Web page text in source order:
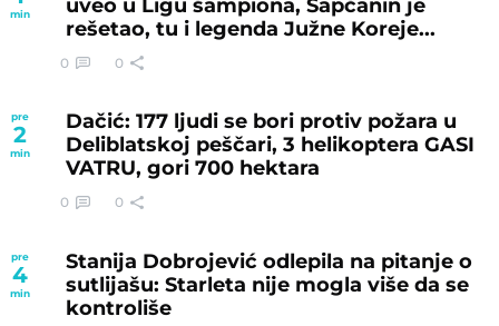
min
rešetao, tu i legenda Južne Koreje...
0 0
pre
2
min
Dačić: 177 ljudi se bori protiv požara u
Deliblatskoj peščari, 3 helikoptera GASI
VATRU, gori 700 hektara
0 0
pre
4
min
Stanija Dobrojević odlepila na pitanje o
sutlijašu: Starleta nije mogla više da se
kontroliše